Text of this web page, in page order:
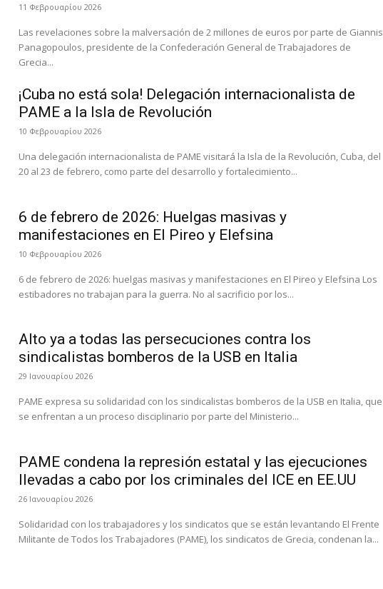
11 Φεβρουαρίου 2026
Las revelaciones sobre la malversación de 2 millones de euros por parte de Giannis
Panagopoulos, presidente de la Confederación General de Trabajadores de
Grecia...
¡Cuba no está sola! Delegación internacionalista de
PAME a la Isla de Revolución
10 Φεβρουαρίου 2026
Una delegación internacionalista de PAME visitará la Isla de la Revolución, Cuba, del
20 al 23 de febrero, como parte del desarrollo y fortalecimiento...
6 de febrero de 2026: Huelgas masivas y
manifestaciones en El Pireo y Elefsina
10 Φεβρουαρίου 2026
6 de febrero de 2026: huelgas masivas y manifestaciones en El Pireo y Elefsina Los
estibadores no trabajan para la guerra. No al sacrificio por los...
Alto ya a todas las persecuciones contra los
sindicalistas bomberos de la USB en Italia
29 Ιανουαρίου 2026
PAME expresa su solidaridad con los sindicalistas bomberos de la USB en Italia, que
se enfrentan a un proceso disciplinario por parte del Ministerio...
PAME condena la represión estatal y las ejecuciones
llevadas a cabo por los criminales del ICE en EE.UU
26 Ιανουαρίου 2026
Solidaridad con los trabajadores y los sindicatos que se están levantando El Frente
Militante de Todos los Trabajadores (PAME), los sindicatos de Grecia, condenan la...